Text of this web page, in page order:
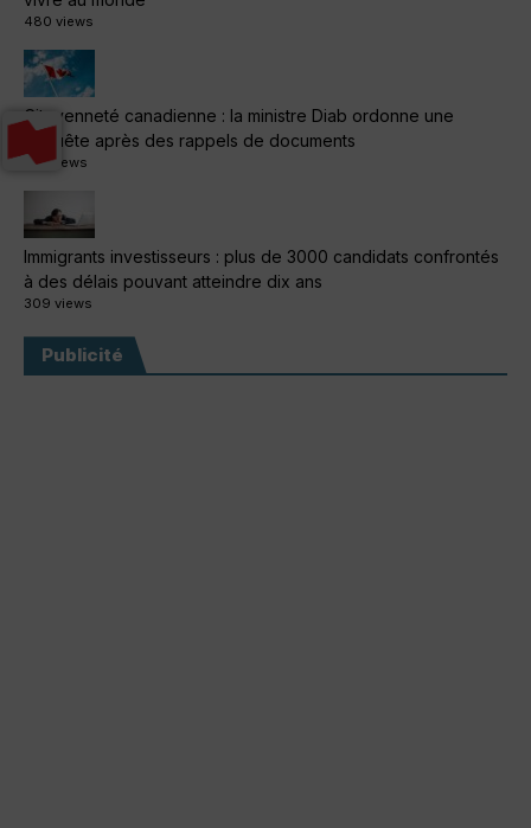
480 views
Citoyenneté canadienne : la ministre Diab ordonne une
enquête après des rappels de documents
313 views
Immigrants investisseurs : plus de 3000 candidats confrontés
à des délais pouvant atteindre dix ans
309 views
Publicité